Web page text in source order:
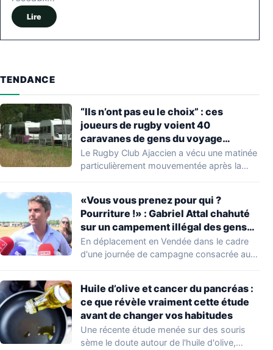
Lire
TENDANCE
“Ils n’ont pas eu le choix” : ces
joueurs de rugby voient 40
caravanes de gens du voyage
s’installer dans leur stade, ils les
délogent en moins d’1 heure
Le Rugby Club Ajaccien a vécu une matinée
particulièrement mouvementée après la
«Vous vous prenez pour qui ?
Pourriture !» : Gabriel Attal chahuté
sur un campement illégal des gens
du voyage
En déplacement en Vendée dans le cadre
d'une journée de campagne consacrée aux
Huile d’olive et cancer du pancréas :
ce que révèle vraiment cette étude
avant de changer vos habitudes
Une récente étude menée sur des souris
sème le doute autour de l'huile d'olive,…